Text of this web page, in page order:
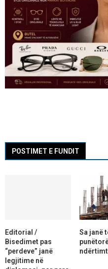
POSTIMET E FUNDIT
Editorial /
Bisedimet pas
“perdeve” janë
legjitime në
Sa janë